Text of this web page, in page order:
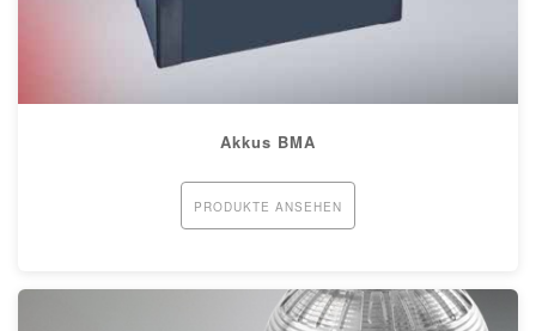
Akkus BMA
PRODUKTE ANSEHEN